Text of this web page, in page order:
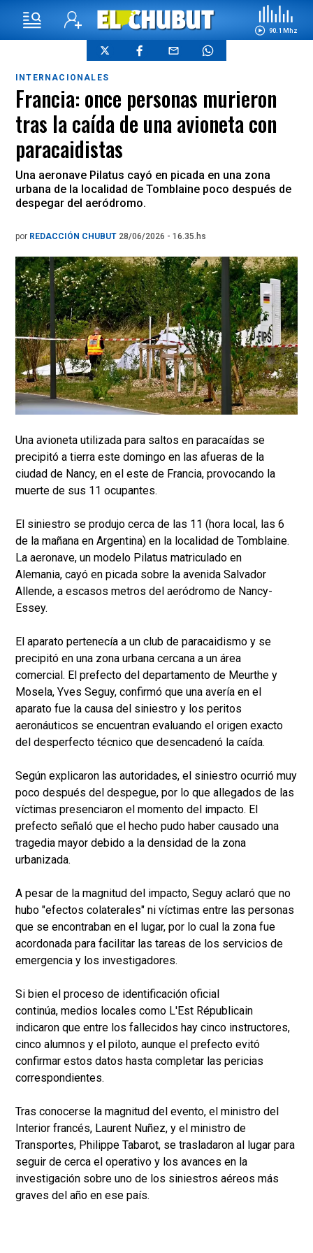
90.1 Mhz
INTERNACIONALES
Francia: once personas murieron
tras la caída de una avioneta con
paracaidistas
Una aeronave Pilatus cayó en picada en una zona
urbana de la localidad de Tomblaine poco después de
despegar del aeródromo.
por REDACCIÓN CHUBUT 28/06/2026 - 16.35.hs
Una avioneta utilizada para saltos en paracaídas se
precipitó a tierra este domingo en las afueras de la
ciudad de Nancy, en el este de Francia, provocando la
muerte de sus 11 ocupantes.
El siniestro se produjo cerca de las 11 (hora local, las 6
de la mañana en Argentina) en la localidad de Tomblaine.
La aeronave, un modelo Pilatus matriculado en
Alemania, cayó en picada sobre la avenida Salvador
Allende, a escasos metros del aeródromo de Nancy-
Essey.
El aparato pertenecía a un club de paracaidismo y se
precipitó en una zona urbana cercana a un área
comercial. El prefecto del departamento de Meurthe y
Mosela, Yves Seguy, confirmó que una avería en el
aparato fue la causa del siniestro y los peritos
aeronáuticos se encuentran evaluando el origen exacto
del desperfecto técnico que desencadenó la caída.
Según explicaron las autoridades, el siniestro ocurrió muy
poco después del despegue, por lo que allegados de las
víctimas presenciaron el momento del impacto. El
prefecto señaló que el hecho pudo haber causado una
tragedia mayor debido a la densidad de la zona
urbanizada.
A pesar de la magnitud del impacto, Seguy aclaró que no
hubo "efectos colaterales" ni víctimas entre las personas
que se encontraban en el lugar, por lo cual la zona fue
acordonada para facilitar las tareas de los servicios de
emergencia y los investigadores.
Si bien el proceso de identificación oficial
continúa, medios locales como L'Est Républicain
indicaron que entre los fallecidos hay cinco instructores,
cinco alumnos y el piloto, aunque el prefecto evitó
confirmar estos datos hasta completar las pericias
correspondientes.
Tras conocerse la magnitud del evento, el ministro del
Interior francés, Laurent Nuñez, y el ministro de
Transportes, Philippe Tabarot, se trasladaron al lugar para
seguir de cerca el operativo y los avances en la
investigación sobre uno de los siniestros aéreos más
graves del año en ese país.